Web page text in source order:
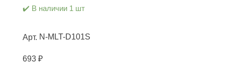
✔️ В наличии 1 шт
Арт. N-MLT-D101S
693 ₽